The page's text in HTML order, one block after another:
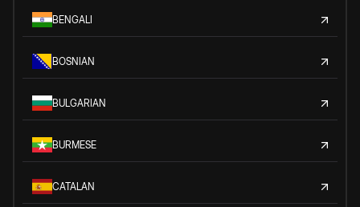
BENGALI
BOSNIAN
BULGARIAN
BURMESE
CATALAN